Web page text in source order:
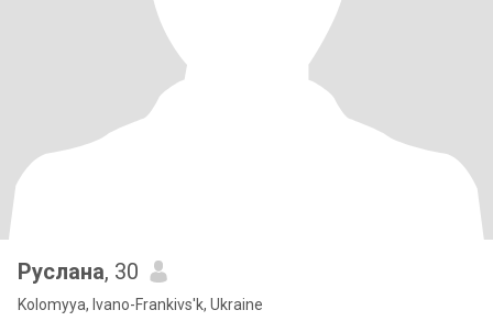
Руслана, 30
Kolomyya, Ivano-Frankivs'k, Ukraine